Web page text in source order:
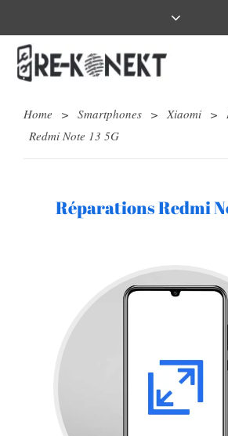
Home > Smartphones > Xiaomi >
Redmi Note 13 5G
Réparations Redmi